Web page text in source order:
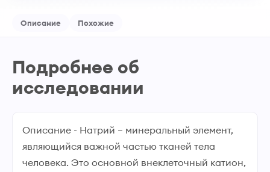
Описание Похожие
Подробнее об
исследовании
Описание - Натрий – минеральный элемент,
являющийся важной частью тканей тела
человека. Это основной внеклеточный катион,